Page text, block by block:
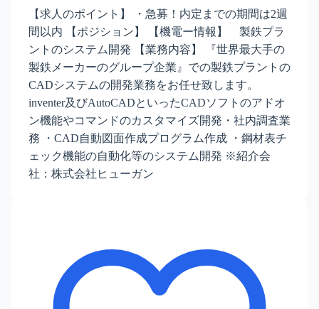
【求人のポイント】 ・急募！内定までの期間は2週
間以内 【ポジション】 【機電ー情報】 製鉄プラ
ントのシステム開発 【業務内容】 『世界最大手の
製鉄メーカーのグループ企業』での製鉄プラントの
CADシステムの開発業務をお任せ致します。
inventer及びAutoCADといったCADソフトのアドオ
ン機能やコマンドのカスタマイズ開発・社内調査業
務 ・CAD自動図面作成プログラム作成 ・鋼材表チ
ェック機能の自動化等のシステム開発 ※紹介会
社：株式会社ヒューガン